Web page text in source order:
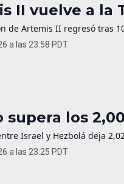
II vuelve a la
de Artemis II regresó tras
a las 23:58 PDT
supera los
Israel y Hezbolá deja
a las 23:25 PDT